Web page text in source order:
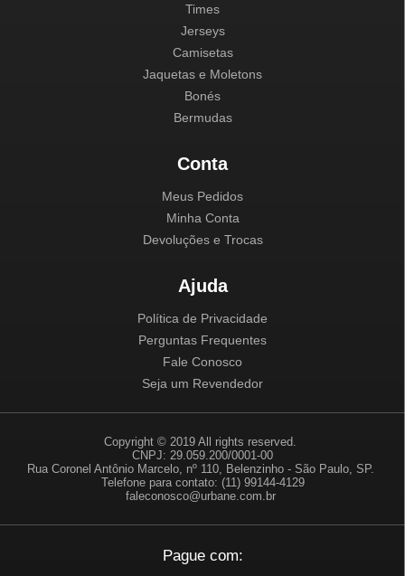
Times
Jerseys
Camisetas
Jaquetas e Moletons
Bonés
Bermudas
Conta
Meus Pedidos
Minha Conta
Devoluções e Trocas
Ajuda
Política de Privacidade
Perguntas Frequentes
Fale Conosco
Seja um Revendedor
Copyright © 2019 All rights reserved.
CNPJ: 29.059.200/0001-00
Rua Coronel Antônio Marcelo, nº 110, Belenzinho - São Paulo, SP.
Telefone para contato: (11) 99144-4129
faleconosco@urbane.com.br
Pague com: